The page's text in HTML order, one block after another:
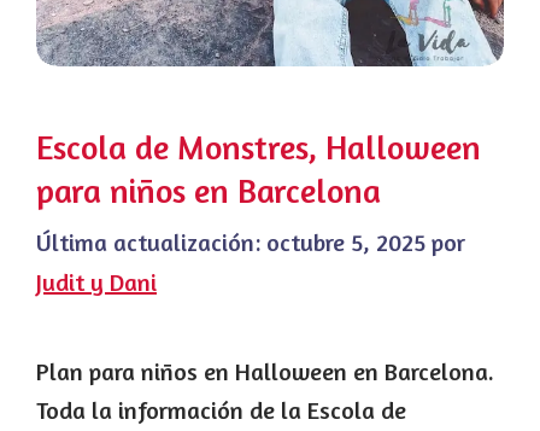
Escola de Monstres, Halloween
para niños en Barcelona
Última actualización: octubre 5, 2025 por
Judit y Dani
Plan para niños en Halloween en Barcelona.
Toda la información de la Escola de